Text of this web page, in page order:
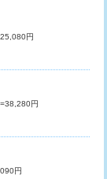
円
円 円
円
円